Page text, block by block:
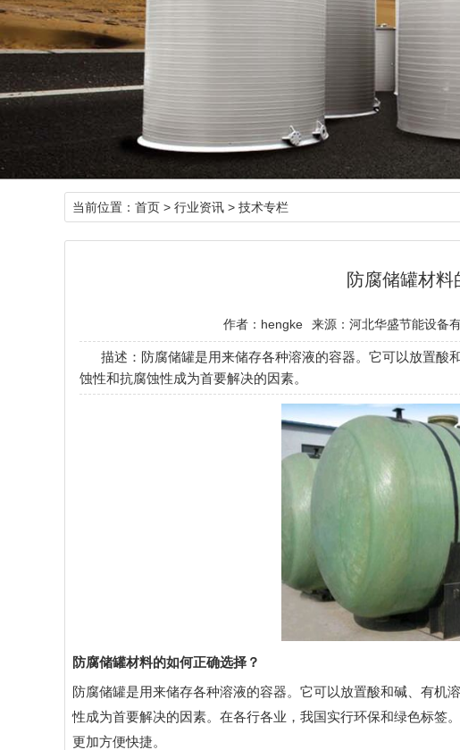
当前位置： 首页 > 行业资讯 > 技术专栏
防腐储罐材料
作者：hengke 来源：河北华盛节能设备
描述：防腐储罐是用来储存各种溶液的容器。它可以放置
蚀性和抗腐蚀性成为首要解决的因素。
防腐储罐材料的如何正确选择？
防腐储罐是用来储存各种溶液的容器。它可以放置酸和碱、有机
性成为首要解决的因素。在各行各业，我国实行环保和绿色标签
更加方便快捷。